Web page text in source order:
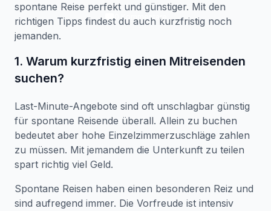
0 Kommentare
spontane Reise perfekt und günstiger. Mit den
richtigen Tipps findest du auch kurzfristig noch
jemanden.
1. Warum kurzfristig einen Mitreisenden
suchen?
Last-Minute-Angebote sind oft unschlagbar günstig
für spontane Reisende überall. Allein zu buchen
bedeutet aber hohe Einzelzimmerzuschläge zahlen
zu müssen. Mit jemandem die Unterkunft zu teilen
spart richtig viel Geld.
Spontane Reisen haben einen besonderen Reiz und
sind aufregend immer. Die Vorfreude ist intensiv